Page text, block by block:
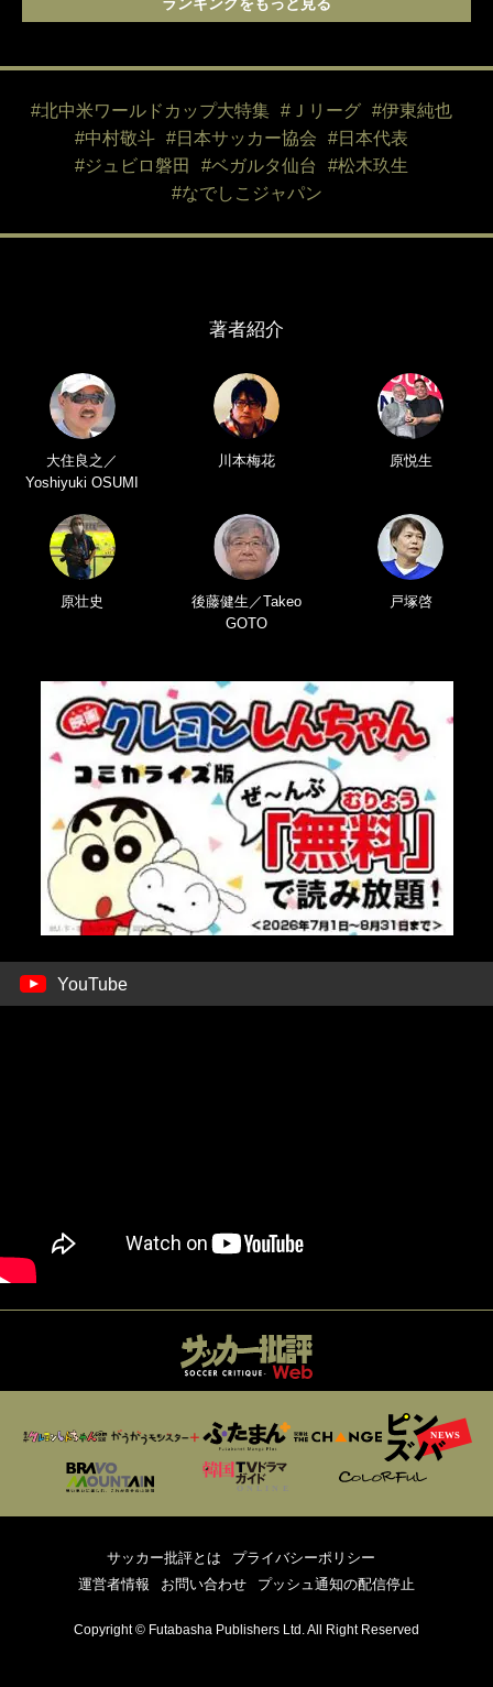
#北中米ワールドカップ大特集 #Ｊリーグ
#伊東純也
#中村敬斗
#日本サッカー協会
#日本代表
#ジュビロ磐田
#ベガルタ仙台
#松木玖生
#なでしこジャパン
著者紹介
大住良之／
Yoshiyuki OSUMI
川本梅花 原悦生
原壮史
後藤健生／Takeo
GOTO
戸塚啓
YouTube
サッカー批評とは
プライバシーポリシー
運営者情報
お問い合わせ プッシュ通知の配信停止
Copyright © Futabasha Publishers Ltd. All Right Reserved